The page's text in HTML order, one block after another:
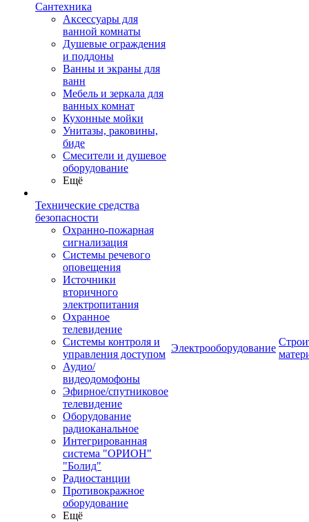
Сантехника
Аксессуары для
ванной комнаты
Душевые ограждения
и поддоны
Ванны и экраны для
ванн
Мебель и зеркала для
ванных комнат
Кухонные мойки
Унитазы, раковины,
биде
Смесители и душевое
оборудование
Ещё
Технические средства
безопасности
Охранно-пожарная
сигнализация
Системы речевого
оповещения
Источники
вторичного
электропитания
Охранное
телевидение
Системы контроля и
управления доступом
Аудио/
видеодомофоны
Эфирное/спутниковое
телевидение
Оборудование
радиоканальное
Интегрированная
система "ОРИОН"
"Болид"
Радиостанции
Противокражное
оборудование
Ещё
Электрооборудование